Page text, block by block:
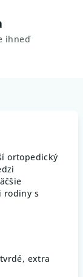
ihneď
ortopedický
rodiny s
extra